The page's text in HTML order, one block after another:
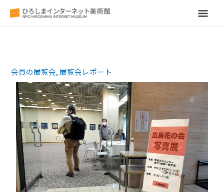
メ
メ
ニ
ュ
ー
会員の展覧会,展覧会レポート